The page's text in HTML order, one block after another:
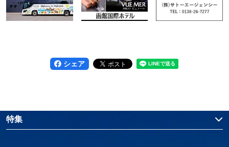
シェア
特集